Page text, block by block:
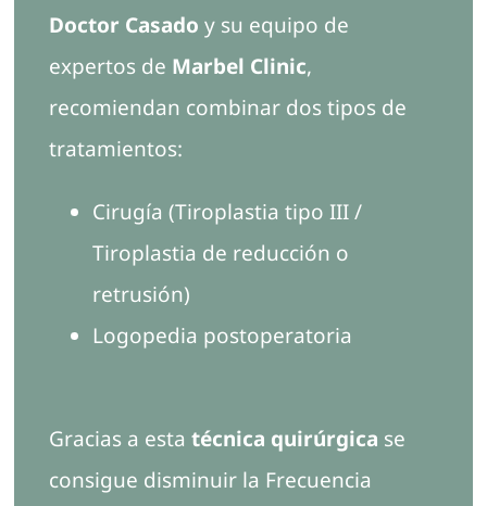
Doctor Casado y su equipo de
expertos de Marbel Clinic,
recomiendan combinar dos tipos de
tratamientos:
Cirugía (Tiroplastia tipo III /
Tiroplastia de reducción o
retrusión)
Logopedia postoperatoria
Gracias a esta técnica quirúrgica se
consigue disminuir la Frecuencia